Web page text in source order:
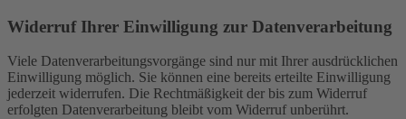
Widerruf Ihrer Einwilligung zur Datenverarbeitung
Viele Datenverarbeitungsvorgänge sind nur mit Ihrer ausdrücklichen
Einwilligung möglich. Sie können eine bereits erteilte Einwilligung
jederzeit widerrufen. Die Rechtmäßigkeit der bis zum Widerruf
erfolgten Datenverarbeitung bleibt vom Widerruf unberührt.